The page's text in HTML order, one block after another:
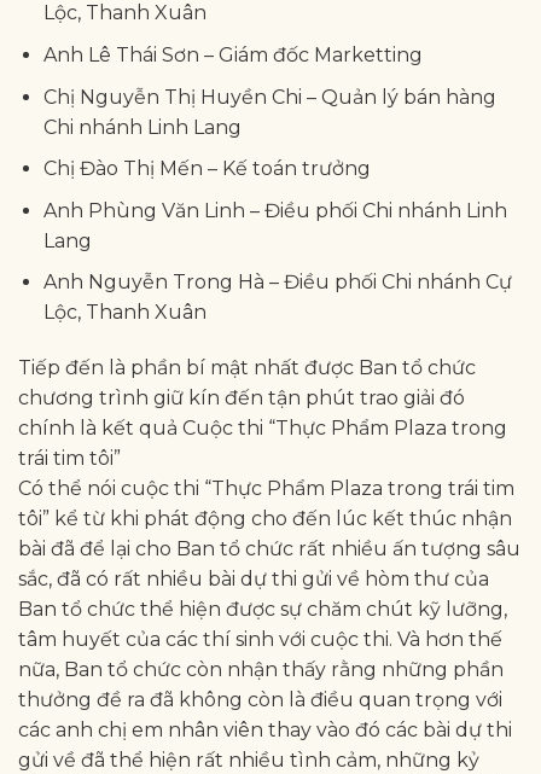
Lộc, Thanh Xuân
Anh Lê Thái Sơn – Giám đốc Marketting
Chị Nguyễn Thị Huyền Chi – Quản lý bán hàng
Chi nhánh Linh Lang
Chị Đào Thị Mến – Kế toán trưởng
Anh Phùng Văn Linh – Điều phối Chi nhánh Linh
Lang
Anh Nguyễn Trong Hà – Điều phối Chi nhánh Cự
Lộc, Thanh Xuân
Tiếp đến là phần bí mật nhất được Ban tổ chức
chương trình giữ kín đến tận phút trao giải đó
chính là kết quả Cuộc thi “Thực Phẩm Plaza trong
trái tim tôi”
Có thể nói cuộc thi “Thực Phẩm Plaza trong trái tim
tôi” kể từ khi phát động cho đến lúc kết thúc nhận
bài đã để lại cho Ban tổ chức rất nhiều ấn tượng sâu
sắc, đã có rất nhiều bài dự thi gửi về hòm thư của
Ban tổ chức thể hiện được sự chăm chút kỹ lưỡng,
tâm huyết của các thí sinh với cuộc thi. Và hơn thế
nữa, Ban tổ chức còn nhận thấy rằng những phần
thưởng đề ra đã không còn là điều quan trọng với
các anh chị em nhân viên thay vào đó các bài dự thi
gửi về đã thể hiện rất nhiều tình cảm, những kỷ